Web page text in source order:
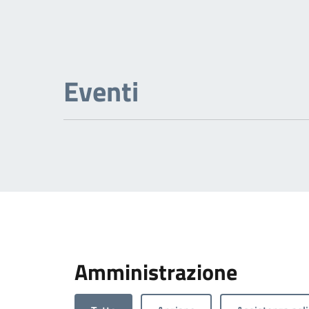
Eventi
Amministrazione